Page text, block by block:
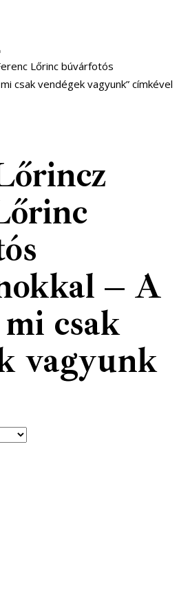
Lőrinc búvárfotós
csak vendégek vagyunk” címkével
– A
csak
vagyunk